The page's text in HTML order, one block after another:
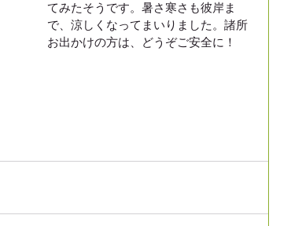
てみたそうです。暑さ寒さも彼岸ま
で、涼しくなってまいりました。諸所
お出かけの方は、どうぞご安全に！